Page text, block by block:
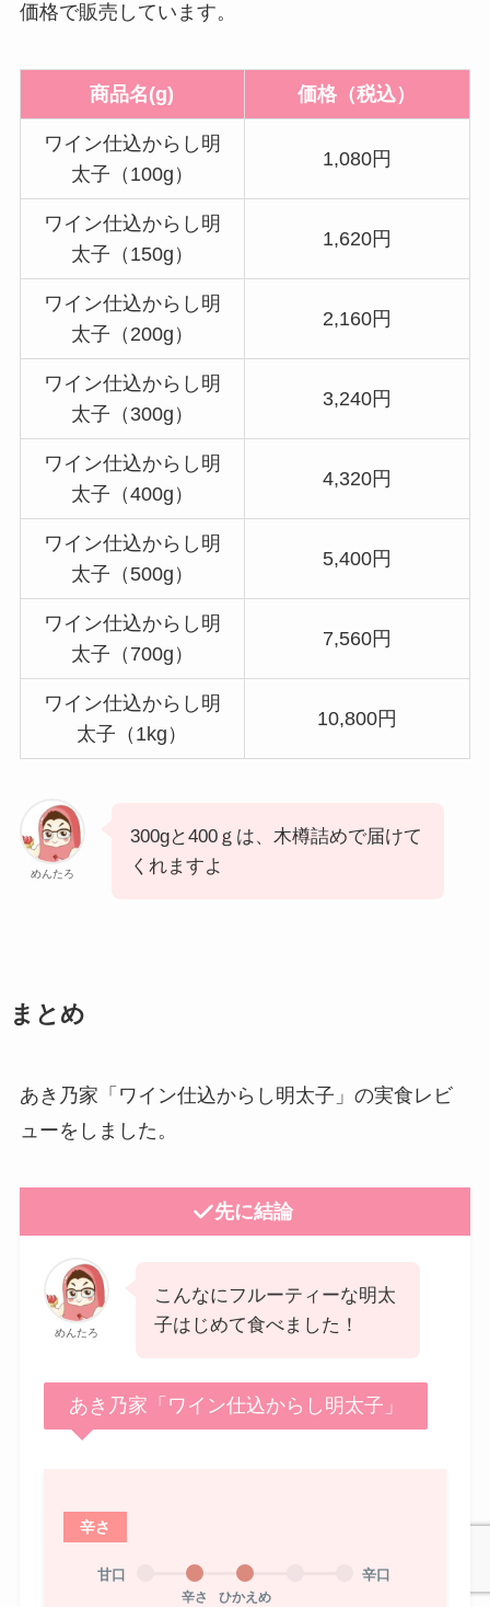
価格で販売しています。
商品名(g) 価格（税込）
ワイン仕込からし明
太子（100g）
1,080円
ワイン仕込からし明
太子（150g）
1,620円
ワイン仕込からし明
太子（200g）
2,160円
ワイン仕込からし明
太子（300g）
3,240円
ワイン仕込からし明
太子（400g）
4,320円
ワイン仕込からし明
太子（500g）
5,400円
ワイン仕込からし明
太子（700g）
7,560円
ワイン仕込からし明
太子（1kg）
10,800円
めんたろ
300gと400ｇは、木樽詰めで届けて
くれますよ
まとめ
あき乃家「ワイン仕込からし明太子」の実食レビ
ューをしました。
先に結論
めんたろ
こんなにフルーティーな明太
子はじめて食べました！
あき乃家「ワイン仕込からし明太子」
辛さ
甘口
辛さ ひかえめ
辛口